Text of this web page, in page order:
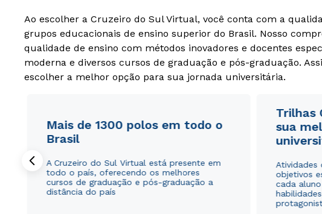
Ao escolher a Cruzeiro do Sul Virtual, você conta com a
grupos educacionais de ensino superior do Brasil. Nosso
qualidade de ensino com métodos inovadores e docentes
moderna e diversos cursos de graduação e pós-graduação.
escolher a melhor opção para sua jornada universitária.
Mais de 1300 polos em todo o
Brasil
A Cruzeiro do Sul Virtual está presente em
todo o país, oferecendo os melhores
cursos de graduação e pós-graduação a
distância do país
Trilhas
sua
Atividades
objetivos
cada